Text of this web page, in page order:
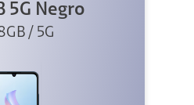
5G Negro
/ 5G